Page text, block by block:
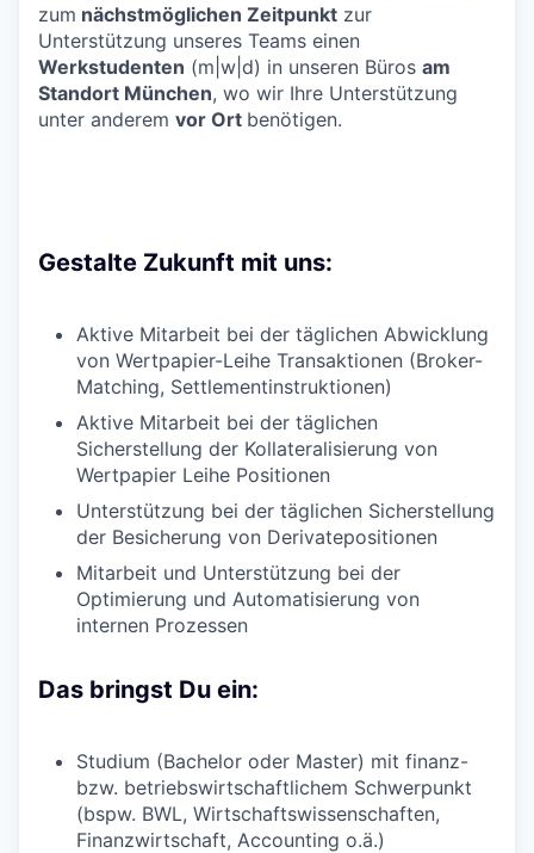
zum nächstmöglichen Zeitpunkt zur
Unterstützung unseres Teams einen
Werkstudenten (m|w|d) in unseren Büros am
Standort München, wo wir Ihre Unterstützung
unter anderem vor Ort benötigen.
Gestalte Zukunft mit uns:
Aktive Mitarbeit bei der täglichen Abwicklung
von Wertpapier-Leihe Transaktionen (Broker-
Matching, Settlementinstruktionen)
Aktive Mitarbeit bei der täglichen
Sicherstellung der Kollateralisierung von
Wertpapier Leihe Positionen
Unterstützung bei der täglichen Sicherstellung
der Besicherung von Derivatepositionen
Mitarbeit und Unterstützung bei der
Optimierung und Automatisierung von
internen Prozessen
Das bringst Du ein:
Studium (Bachelor oder Master) mit finanz-
bzw. betriebswirtschaftlichem Schwerpunkt
(bspw. BWL, Wirtschaftswissenschaften,
Finanzwirtschaft, Accounting o.ä.)